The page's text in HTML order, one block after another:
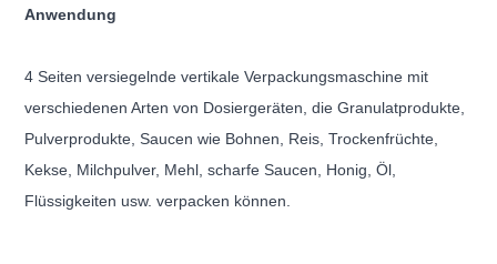
Anwendung
4 Seiten versiegelnde vertikale Verpackungsmaschine mit
verschiedenen Arten von Dosiergeräten, die Granulatprodukte,
Pulverprodukte, Saucen wie Bohnen, Reis, Trockenfrüchte,
Kekse, Milchpulver, Mehl, scharfe Saucen, Honig, Öl,
Flüssigkeiten usw. verpacken können.